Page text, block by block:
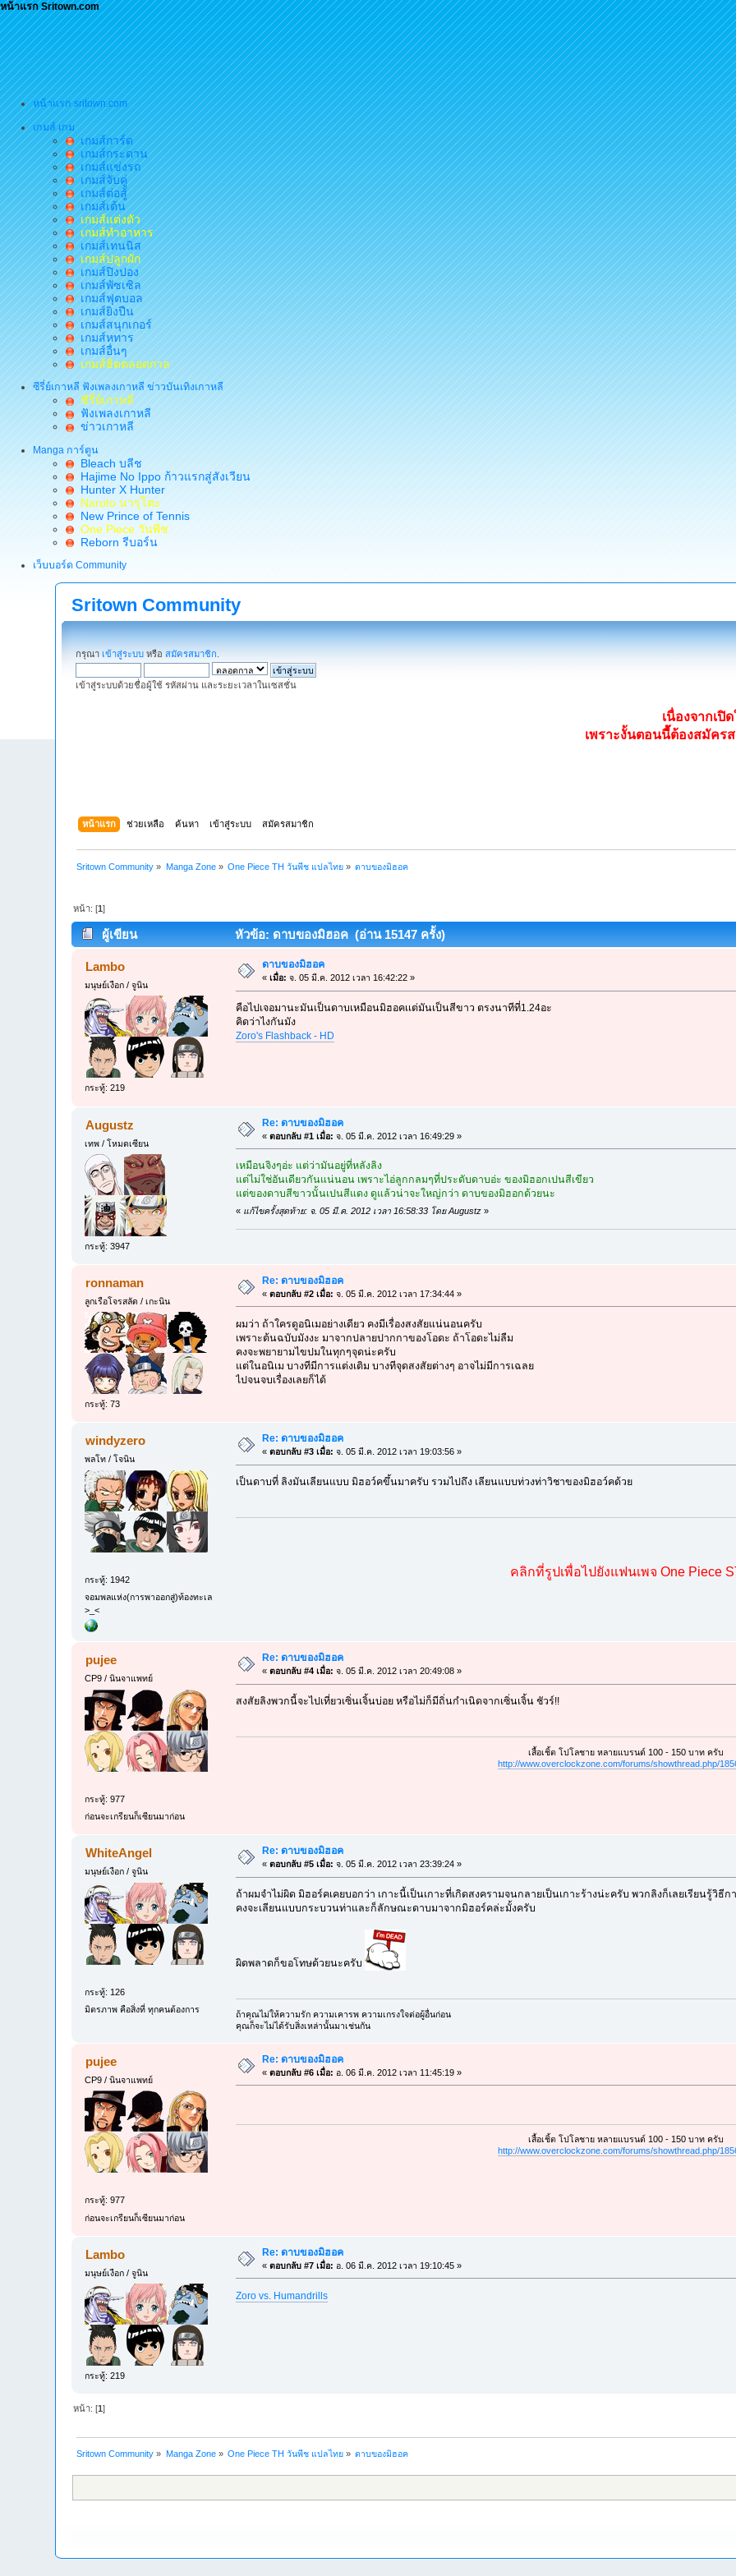
หน้าแรก Sritown.com
หน้าแรก sritown.com
เกมส์ เกม
เกมส์การ์ด
เกมส์กระดาน
เกมส์แข่งรถ
เกมส์จับคู่
เกมส์ต่อสู้
เกมส์เต้น
เกมส์แต่งตัว
เกมส์ทำอาหาร
เกมส์เทนนิส
เกมส์ปลูกผัก
เกมส์ปิงปอง
เกมส์พัซเซิล
เกมส์ฟุตบอล
เกมส์ยิงปืน
เกมส์สนุกเกอร์
เกมส์หทาร
เกมส์อื่นๆ
เกมส์ฮิตตลอดกาล
ซีรี่ย์เกาหลี ฟังเพลงเกาหลี ข่าวบันเทิงเกาหลี
ซีรี่ย์เกาหลี
ฟังเพลงเกาหลี
ข่าวเกาหลี
Manga การ์ตูน
Bleach บลีช
Hajime No Ippo ก้าวแรกสู่สังเวียน
Hunter X Hunter
Naruto นารุโตะ
New Prince of Tennis
One Piece วันพีช
Reborn รีบอร์น
เว็บบอร์ด Community
Sritown Community
กรุณา เข้าสู่ระบบ หรือสมัครสมาชิก
เข้าสู่ระบบด้วยชื่อผู้ใช้ รหัสผ่าน และระยะเวลาในเซสชั่น
เนื่องจากเปิ
เพราะงั้นตอนนี้ต้องสมัค
หน้าแรก ช่วยเหลือ ค้นหา เข้าสู่ระบบ สมัครสมาชิก
Sritown Community » Manga Zone» One Piece TH วันพีช แปลไทย » ดาบของมิฮอค
หน้า: [1]
ผู้เขียน หัวข้อ: ดาบของมิฮอค (อ่าน 15147 ครั้ง)
Lambo
มนุษย์เงือก / จูนิน
กระทู้: 219
ดาบของมิฮอค
«เมื่อ: จ. 05 มี.ค. 2012 เวลา 16:42:22 »
คือไปเจอมานะมันเป็นดาบเหมือนมิฮอคเเต่มันเป็นสีขาว ตรงนาทีที่1.24อะ
คิดว่าไงกันมัง
Zoro's Flashback - HD
Augustz
เทพ / โหมดเซียน
กระทู้: 3947
Re: ดาบของมิฮอค
«ตอบกลับ #1 เมื่อ: จ. 05 มี.ค. 2012 เวลา 16:49:29 »
เหมือนจิงๆอ่ะ แต่ว่ามันอยู่ที่หลังลิง
แต่ไม่ใช่อันเดียวกันแน่นอน เพราะไอ่ลูกกลมๆที่ประดับดาบอ่ะ ของมิฮอกเปนสีเขียว
แต่ของดาบสีขาวนั้นเปนสีแดง ดูแล้วน่าจะใหญ่กว่า ดาบของมิฮอกด้วยนะ
« แก้ไขครั้งสุดท้าย: จ. 05 มี.ค. 2012 เวลา 16:58:33 โดย Augustz»
ronnaman
ลูกเรือโจรสลัด / เกะนิน
กระทู้: 73
Re: ดาบของมิฮอค
«ตอบกลับ #2 เมื่อ: จ. 05 มี.ค. 2012 เวลา 17:34:44 »
ผมว่า ถ้าใครดูอนิเมอย่างเดียว คงมีเรื่องสงสัยแน่นอนครับ
เพราะต้นฉบับมังงะ มาจากปลายปากกาของโอดะ ถ้าโอดะไม่ลืม
คงจะพยายามไขปมในทุกๆจุดน่ะครับ
แต่ในอนิเม บางทีมีการแต่งเติม บางทีจุดสงสัยต่างๆ อาจไม่มีการเฉลย
ไปจนจบเรื่องเลยก็ได้
windyzero
พลโท / โจนิน
กระทู้: 1942
จอมพลแห่ง(การพาออกสู่)ท้องทะเล
>_<
Re: ดาบของมิฮอค
«ตอบกลับ #3 เมื่อ: จ. 05 มี.ค. 2012 เวลา 19:03:56 »
เป็นดาบที่ ลิงมันเลียนแบบ มิฮอว์คขึ้นมาครับ รวมไปถึง เลียนแบบท่วงท่าวิชาของมิฮอว์คด้วย
คลิกที่รูปเพื่อไปยังแฟนเพจ One Piece
pujee
CP9 / นินจาแพทย์
กระทู้: 977
ก่อนจะเกรียนก็เซียนมาก่อน
Re: ดาบของมิฮอค
«ตอบกลับ #4 เมื่อ: จ. 05 มี.ค. 2012 เวลา 20:49:08 »
สงสัยลิงพวกนี้จะไปเที่ยวเซิ่นเจิ้นบ่อย หรือไม่ก็มีถิ่นกำเนิดจากเซิ่นเจิ้น ชัวร์!!
เสื้อเชิ้ต โปโลชาย หลายแบรนด์ 100 - 150 บาท ครับ
http://www.overclockzone.com/forums/showthread.php/
WhiteAngel
มนุษย์เงือก / จูนิน
กระทู้: 126
มิตรภาพ คือสิ่งที่ ทุกคนต้องการ
Re: ดาบของมิฮอค
«ตอบกลับ #5 เมื่อ: จ. 05 มี.ค. 2012 เวลา 23:39:24 »
ถ้าผมจำไม่ผิด มิฮอร์คเคยบอกว่า เกาะนี้เป็นเกาะที่เกิดสงครามจนกลายเป็นเกาะร้างน่ะครับ พวกลิงก็เลยเรียนรู้
คงจะเลียนแบบกระบวนท่าและก็ลักษณะดาบมาจากมิฮอร์คล่ะมั้งครับ
ผิดพลาดก็ขอโทษด้วยนะครับ
ถ้าคุณไม่ให้ความรัก ความเคารพ ความเกรงใจต่อผู้อื่นก่อน
คุณก็จะไม่ได้รับสิ่งเหล่านั้นมาเช่นกัน
pujee
CP9 / นินจาแพทย์
กระทู้: 977
ก่อนจะเกรียนก็เซียนมาก่อน
Re: ดาบของมิฮอค
«ตอบกลับ #6 เมื่อ: อ. 06 มี.ค. 2012 เวลา 11:45:19 »
เสื้อเชิ้ต โปโลชาย หลายแบรนด์ 100 - 150 บาท ครับ
http://www.overclockzone.com/forums/showthread.php/
Lambo
มนุษย์เงือก / จูนิน
กระทู้: 219
Re: ดาบของมิฮอค
«ตอบกลับ #7 เมื่อ: อ. 06 มี.ค. 2012 เวลา 19:10:45 »
Zoro vs. Humandrills
หน้า: [1]
Sritown Community » Manga Zone» One Piece TH วันพีช แปลไทย » ดาบของมิฮอค